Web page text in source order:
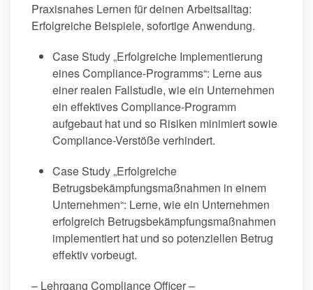
Praxisnahes Lernen für deinen Arbeitsalltag:
Erfolgreiche Beispiele, sofortige Anwendung.
Case Study „Erfolgreiche Implementierung
eines Compliance-Programms“: Lerne aus
einer realen Fallstudie, wie ein Unternehmen
ein effektives Compliance-Programm
aufgebaut hat und so Risiken minimiert sowie
Compliance-Verstöße verhindert.
Case Study „Erfolgreiche
Betrugsbekämpfungsmaßnahmen in einem
Unternehmen“: Lerne, wie ein Unternehmen
erfolgreich Betrugsbekämpfungsmaßnahmen
implementiert hat und so potenziellen Betrug
effektiv vorbeugt.
– Lehrgang Compliance Officer –